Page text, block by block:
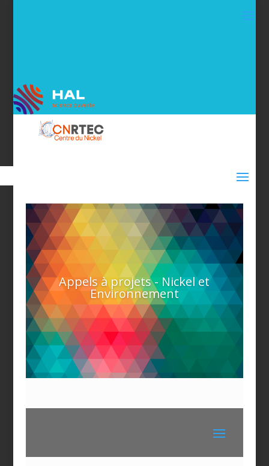
Appels à projets - Nickel et
Environnement